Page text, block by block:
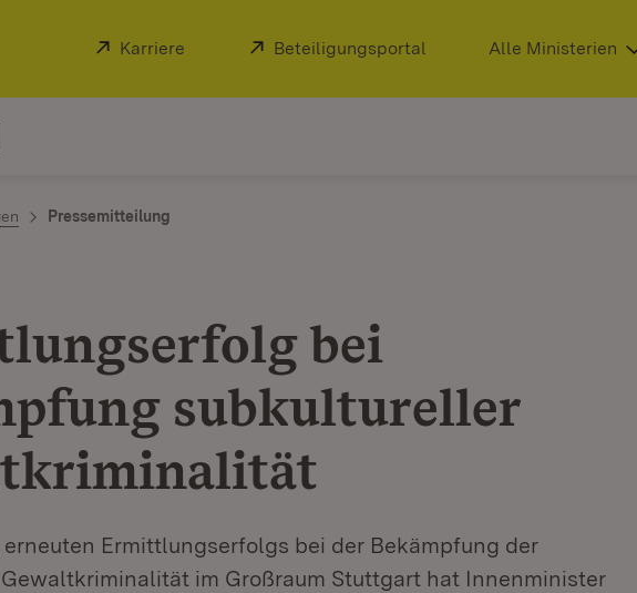
Extern:
Karriere (Öffnet in neuem Fenster)
Extern:
Beteiligungsportal (Öffnet in neuem Fenster)
Alle Ministerien
Pressemitteilung
bei
subkultureller
Ermittlungserfolgs bei der Bekämpfung der
im Großraum Stuttgart hat Innenminister